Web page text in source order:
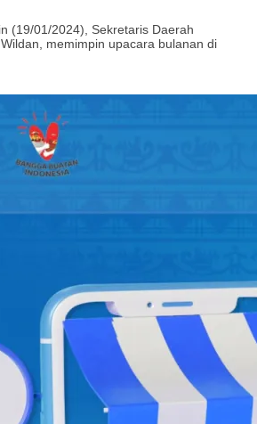
(19/01/2024), Sekretaris Daerah
memimpin upacara bulanan di